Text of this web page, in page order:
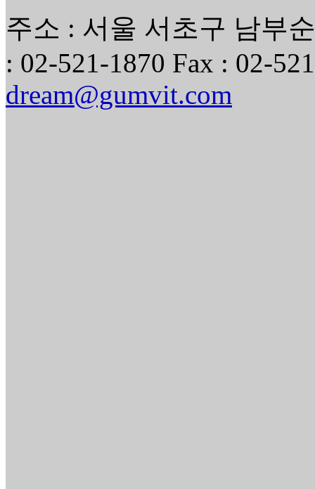
주소 : 서울 서초구 남부
: 02-521-1870 Fax : 02-
dream@gumvit.com